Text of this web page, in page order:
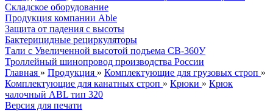
Складское оборудование
Продукция компании Able
Защита от падения с высоты
Бактерицидные рециркуляторы
Тали с Увеличенной высотой подъема СВ-360У
Троллейный шинопровод производства России
Главная » Продукция » Комплектующие для грузовых строп »
Комплектующие для канатных строп » Крюки » Крюк
чалочный ABL тип 320
Версия для печати